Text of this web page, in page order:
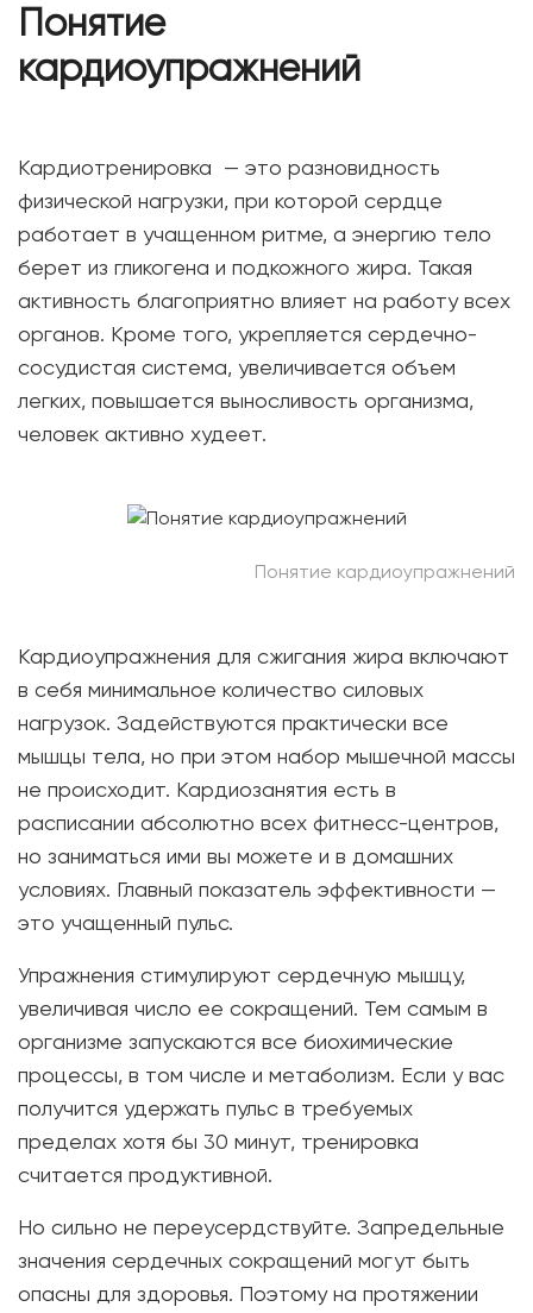
Понятие
кардиоупражнений
Кардиотренировка — это разновидность
физической нагрузки, при которой сердце
работает в учащенном ритме, а энергию тело
берет из гликогена и подкожного жира. Такая
активность благоприятно влияет на работу всех
органов. Кроме того, укрепляется сердечно-
сосудистая система, увеличивается объем
легких, повышается выносливость организма,
человек активно худеет.
Понятие кардиоупражнений
Кардиоупражнения для сжигания жира включают
в себя минимальное количество силовых
нагрузок. Задействуются практически все
мышцы тела, но при этом набор мышечной массы
не происходит. Кардиозанятия есть в
расписании абсолютно всех фитнесс-центров,
но заниматься ими вы можете и в домашних
условиях. Главный показатель эффективности —
это учащенный пульс.
Упражнения стимулируют сердечную мышцу,
увеличивая число ее сокращений. Тем самым в
организме запускаются все биохимические
процессы, в том числе и метаболизм. Если у вас
получится удержать пульс в требуемых
пределах хотя бы 30 минут, тренировка
считается продуктивной.
Но сильно не переусердствуйте. Запредельные
значения сердечных сокращений могут быть
опасны для здоровья. Поэтому на протяжении